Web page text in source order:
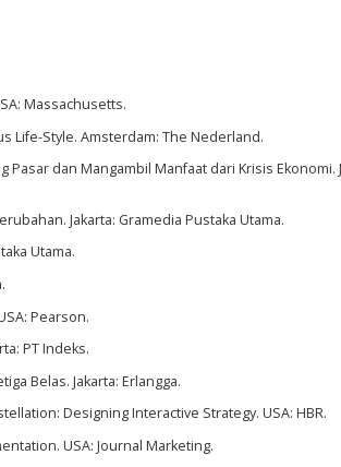
Massachusetts.
Life-Style. Amsterdam: The Nederland.
dan Mangambil Manfaat dari Krisis Ekonomi.
Jakarta: Gramedia Pustaka Utama.
Utama.
Pearson.
PT Indeks.
Belas. Jakarta: Erlangga.
Designing Interactive Strategy. USA: HBR.
USA: Journal Marketing.